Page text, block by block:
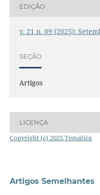
EDIÇÃO
v. 21 n. 09 (2025):
SEÇÃO
Artigos
LICENÇA
Copyright (c) 2025 Temática
Artigos Semelhantes